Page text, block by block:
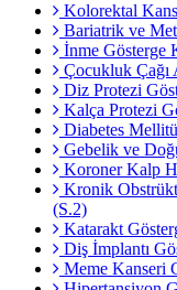
Kolorektal
Bariatrik ve
İnme Gösterge
Çocukluk Çağı
Diz Protezi
Kalça Protezi
Diabetes
Gebelik ve
Koroner Kalp
Kronik
(S.2)
Katarakt
Diş İmplantı
Meme Kanseri